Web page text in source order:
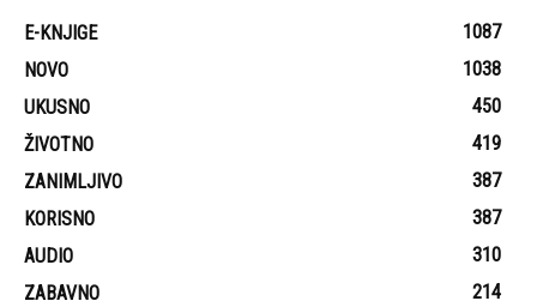
E-KNJIGE
1087
NOVO
1038
UKUSNO
450
ŽIVOTNO
419
ZANIMLJIVO
387
KORISNO
387
AUDIO
310
ZABAVNO
214